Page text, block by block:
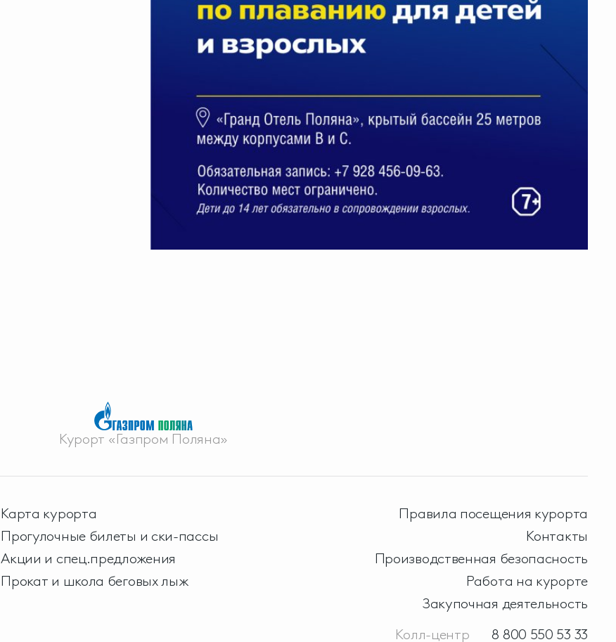
Курорт «Газпром Поляна»
Карта курорта
Прогулочные билеты и ски-пассы
Акции и спец.предложения
Прокат и школа беговых лыж
Правила посещения курорта
Контакты
Производственная безопасность
Работа на курорте
Закупочная деятельность
Колл-центр
8 800 550 53 33